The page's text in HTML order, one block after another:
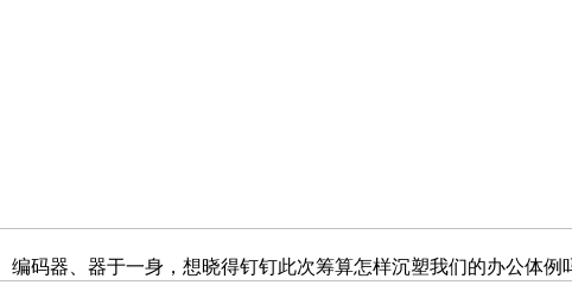
码器、器于一身，想晓得钉钉此次筹算怎样沉塑我们的办公体例